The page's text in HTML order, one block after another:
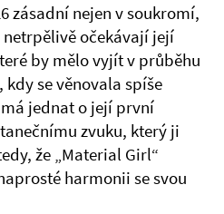
zásadní nejen v soukromí,
netrpělivě očekávají její
by mělo vyjít v průběhu
se věnovala spíše
jednat o její první
zvuku, který ji
že „Material Girl“
harmonii se svou